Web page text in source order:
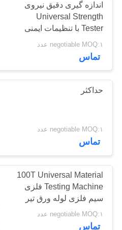
نقشه
سایت
PRIVACY
POLICY
اندازه گیری دقیق نیروی
Universal Strength
Tester با تنظیمات ایمنی
محدودیت چپ و راست و
دقت بهتر از ±0.5٪
negotiable MOQ:۱ عدد
تماس
حداکثر
negotiable MOQ:۱ عدد
تماس
100T Universal Material
Testing Machine فلزی
سیم فلزی لوله ورق تیر
آرنج
negotiable MOQ:۱ عدد
تماس